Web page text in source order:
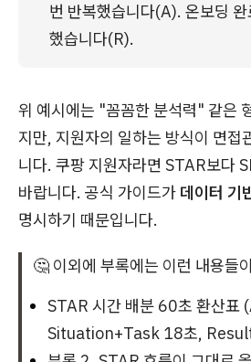
번 반복했습니다(A). 온보딩
했습니다(R).
위 예시에는 "꼼꼼한 분석력" 같은
지만, 지원자의 일하는 방식이 면접
니다. 쿠팡 지원자라면 STAR보다
바랍니다. 공식 가이드가 데이터 기
명시하기 때문입니다.
🤔 이외에 부록에는 이런 내용들
STAR 시간 배분 60초 환산
Situation+Task 18초,